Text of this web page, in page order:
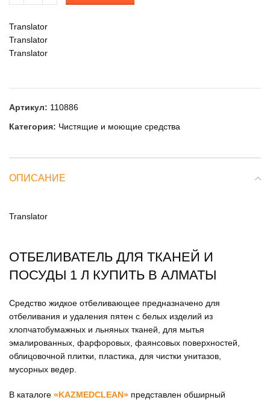
Translator
Translator
Translator
Артикул: 110886
Категория: Чистящие и моющие средства
ОПИСАНИЕ
Translator
ОТБЕЛИВАТЕЛЬ ДЛЯ ТКАНЕЙ И
ПОСУДЫ 1 Л КУПИТЬ В АЛМАТЫ
Средство жидкое отбеливающее предназначено для
отбеливания и удаления пятен с белых изделий из
хлопчатобумажных и льняных тканей, для мытья
эмалированных, фарфоровых, фаянсовых поверхностей,
облицовочной плитки, пластика, для чистки унитазов,
мусорных ведер.
В каталоге «KAZMEDCLEAN» представлен обширный